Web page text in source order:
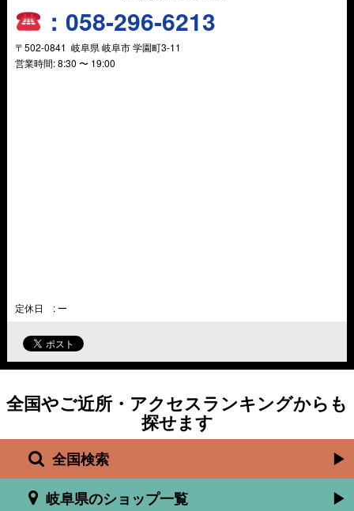
：058-296-6213
〒502-0841 岐阜県 岐阜市学園町3-11
営業時間: 8:30 〜 19:00
定休日 : ー
全国やご近所・アクセスランキングからも
探せます
全国検索
岐阜県のショップ一覧